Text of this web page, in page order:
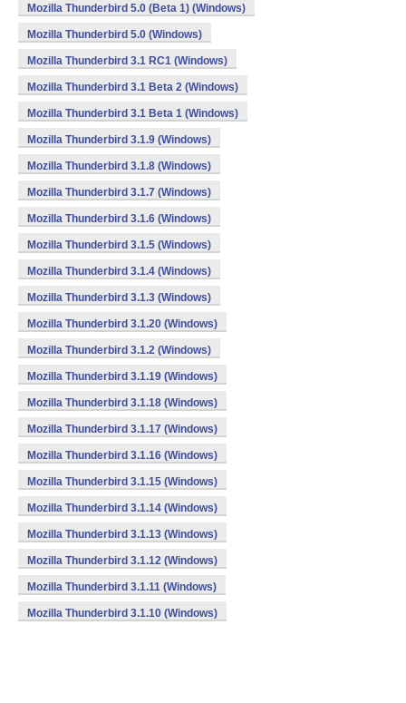
Mozilla Thunderbird 5.0 (Beta 1) (Windows)
Mozilla Thunderbird 5.0 (Windows)
Mozilla Thunderbird 3.1 RC1 (Windows)
Mozilla Thunderbird 3.1 Beta 2 (Windows)
Mozilla Thunderbird 3.1 Beta 1 (Windows)
Mozilla Thunderbird 3.1.9 (Windows)
Mozilla Thunderbird 3.1.8 (Windows)
Mozilla Thunderbird 3.1.7 (Windows)
Mozilla Thunderbird 3.1.6 (Windows)
Mozilla Thunderbird 3.1.5 (Windows)
Mozilla Thunderbird 3.1.4 (Windows)
Mozilla Thunderbird 3.1.3 (Windows)
Mozilla Thunderbird 3.1.20 (Windows)
Mozilla Thunderbird 3.1.2 (Windows)
Mozilla Thunderbird 3.1.19 (Windows)
Mozilla Thunderbird 3.1.18 (Windows)
Mozilla Thunderbird 3.1.17 (Windows)
Mozilla Thunderbird 3.1.16 (Windows)
Mozilla Thunderbird 3.1.15 (Windows)
Mozilla Thunderbird 3.1.14 (Windows)
Mozilla Thunderbird 3.1.13 (Windows)
Mozilla Thunderbird 3.1.12 (Windows)
Mozilla Thunderbird 3.1.11 (Windows)
Mozilla Thunderbird 3.1.10 (Windows)